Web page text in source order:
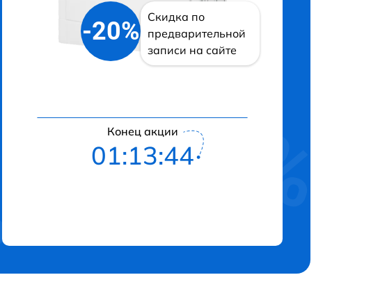
-20%
Скидка по
предварительной
записи на сайте
Конец акции
01:13:43